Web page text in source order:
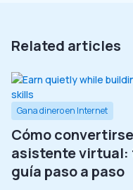
Related articles
Gana dinero en Internet
Cómo
asistente virtual:
guía paso a paso